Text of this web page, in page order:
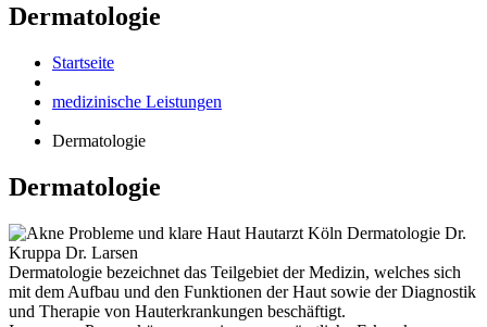
Dermatologie
Startseite
medizinische Leistungen
Dermatologie
Dermatologie
Dermatologie bezeichnet das Teilgebiet der Medizin, welches sich
mit dem Aufbau und den Funktionen der Haut sowie der Diagnostik
und Therapie von Hauterkrankungen beschäftigt.